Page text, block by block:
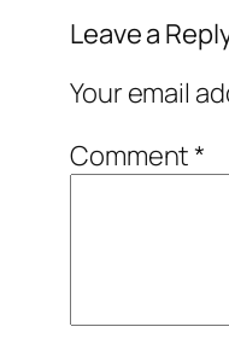
Leave a
Your email
Comment*